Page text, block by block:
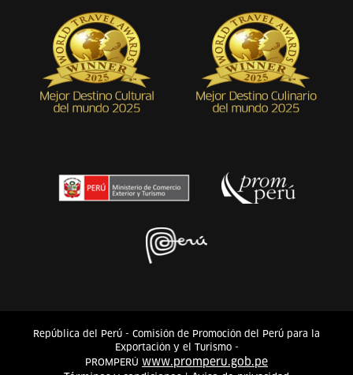
República del Perú - Comisión de Promoción del Perú para la
Exportación y el Turismo -
PROMPERÚ www.promperu.gob.pe